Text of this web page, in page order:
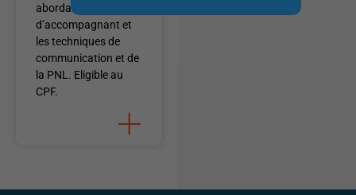
abordant la posture
d’accompagnant et
les techniques de
communication et de
la PNL. Eligible au
CPF.
+